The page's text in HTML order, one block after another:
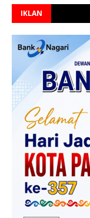
IKLAN